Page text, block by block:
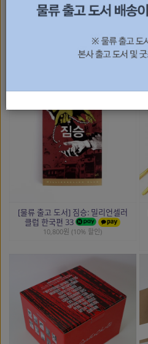
[물류 출고 도서] 곧 죽어도 등교
[물류 출고 도서] 짐승: 밀리언셀러
클럽 한국편 33
10,800원 (10% 할인)